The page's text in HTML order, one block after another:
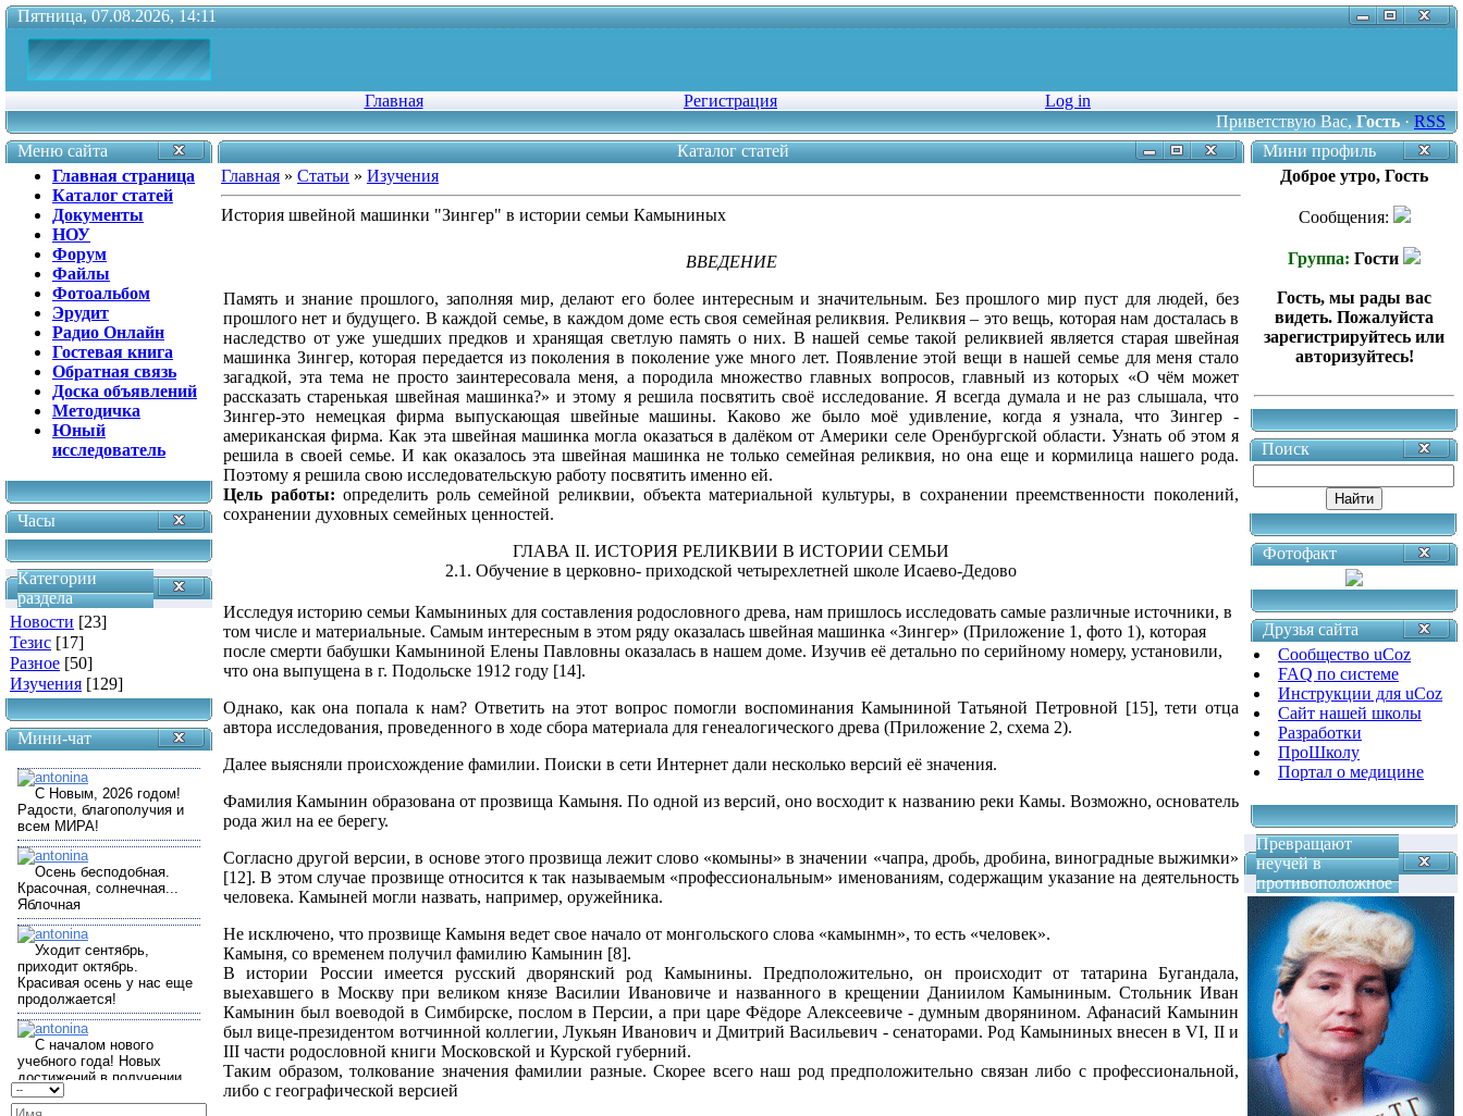
Пятница, 07.08.2026, 14:11
Главная Регистрация
Log in
Приветствую Вас,Гость·RSS
Меню сайта
Главная страница
Каталог статей
Документы
НОУ
Форум
Файлы
Фотоальбом
Эрудит
Радио Онлайн
Гостевая книга
Обратная связь
Доска объявлений
Методичка
Юный
исследователь
Часы
Категории
раздела
Новости [23]
Тезис [17]
Разное [50]
Изучения [129]
Мини-чат
Каталог статей
Главная » Статьи » Изучения
История швейной машинки "Зингер" в истории семьи Камыниных
ВВЕДЕНИЕ
Память и знание прошлого, заполняя мир, делают его более интересным и значительным. Без прошлого мир пуст для людей, без
прошлого нет и будущего. В каждой семье, в каждом доме есть своя семейная реликвия. Реликвия – это вещь, которая нам досталась в
наследство от уже ушедших предков и хранящая светлую память о них. В нашей семье такой реликвией является старая швейная
машинка Зингер, которая передается из поколения в поколение уже много лет. Появление этой вещи в нашей семье для меня стало
загадкой, эта тема не просто заинтересовала меня, а породила множество главных вопросов, главный из которых «О чём может
рассказать старенькая швейная машинка?» и этому я решила посвятить своё исследование. Я всегда думала и не раз слышала, что
Зингер-это немецкая фирма выпускающая швейные машины. Каково же было моё удивление, когда я узнала, что Зингер -
американская фирма. Как эта швейная машинка могла оказаться в далёком от Америки селе Оренбургской области. Узнать об этом я
решила в своей семье. И как оказалось эта швейная машинка не только семейная реликвия, но она еще и кормилица нашего рода.
Поэтому я решила свою исследовательскую работу посвятить именно ей.
Цель работы: определить роль семейной реликвии, объекта материальной культуры, в сохранении преемственности поколений,
сохранении духовных семейных ценностей.
ГЛАВА II. ИСТОРИЯ РЕЛИКВИИ В ИСТОРИИ СЕМЬИ
2.1. Обучение в церковно- приходской четырехлетней школе Исаево-Дедово
Исследуя историю семьи Камыниных для составления родословного древа, нам пришлось исследовать самые различные источники, в
том числе и материальные. Самым интересным в этом ряду оказалась швейная машинка «Зингер» (Приложение 1, фото 1), которая
после смерти бабушки Камыниной Елены Павловны оказалась в нашем доме. Изучив её детально по серийному номеру, установили,
что она выпущена в г. Подольске 1912 году [14].
Однако, как она попала к нам? Ответить на этот вопрос помогли воспоминания Камыниной Татьяной Петровной [15], тети отца
автора исследования, проведенного в ходе сбора материала для генеалогического древа (Приложение 2, схема 2).
Далее выясняли происхождение фамилии. Поиски в сети Интернет дали несколько версий её значения.
ФамилияКамынин образована от прозвища Камыня. По одной из версий, оно восходит к названию реки Камы. Возможно, основатель
рода жил на ее берегу.
Согласно другой версии, в основе этого прозвища лежит слово «комыны» взначении «чапра, дробь, дробина, виноградные выжимки»
[12].В этом случае прозвище относится к так называемым «профессиональным» именованиям, содержащим указание на деятельность
человека. Камыней могли назвать, например, оружейника.
Не исключено, что прозвище Камыня ведет свое начало от монгольского слова «камынмн», то есть «человек».
Камыня, со временем получил фамилию Камынин [8].
В истории России имеется русский дворянский род Камынины. Предположительно, он происходит от татарина Бугандала,
выехавшего в Москву при великом князе Василии Ивановиче и названного в крещении Даниилом Камыниным. Стольник Иван
Камынин был воеводой в Симбирске, послом в Персии, а при царе Фёдоре Алексеевиче - думным дворянином. Афанасий Камынин
был вице-президентом вотчинной коллегии, Лукьян Иванович и Дмитрий Васильевич - сенаторами. Род Камыниных внесен в VI, II и
III части родословной книги Московской и Курской губерний.
Таким образом, толкование значения фамилии разные. Скорее всего наш род предположительно связан либо с профессиональной,
либо с географической версией
Мини профиль
Доброе утро, Гость
Сообщения:
Группа: Гости
Гость, мы рады вас
видеть. Пожалуйста
зарегистрируйтесь или
авторизуйтесь!
Поиск
Фотофакт
Друзья сайта
Сообщество uCoz
FAQ по системе
Инструкции для uCoz
Сайт нашей школы
Разработки
ПроШколу
Портал о медицине
Превращают
неучей в
противоположное